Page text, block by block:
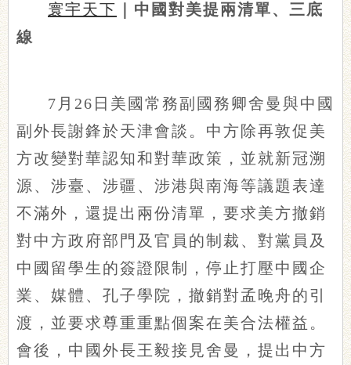
寰宇天下 ｜中國對美提兩清單、三底
線
7月26日美國常務副國務卿舍曼與中國
副外長謝鋒於天津會談。中方除再敦促美
方改變對華認知和對華政策，並就新冠溯
源、涉臺、涉疆、涉港與南海等議題表達
不滿外，還提出兩份清單，要求美方撤銷
對中方政府部門及官員的制裁、對黨員及
中國留學生的簽證限制，停止打壓中國企
業、媒體、孔子學院，撤銷對孟晚舟的引
渡，並要求尊重重點個案在美合法權益。
會後，中國外長王毅接見舍曼，提出中方